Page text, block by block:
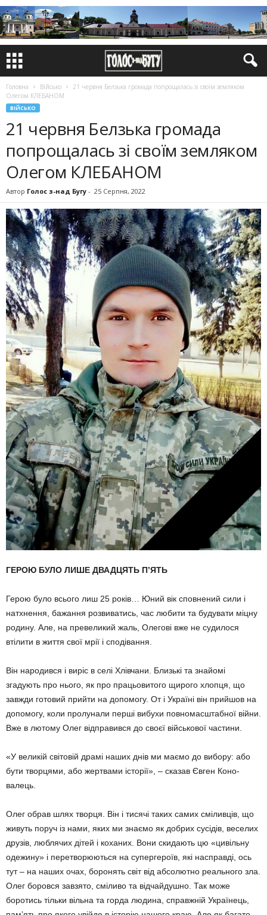
Головна Військо
21 червня Белзька громада попрощалась зі своїм земляком
Олегом КЛЕБАНОМ
ВІЙСЬКО
21 червня Белзька громада
попрощалась зі своїм земляком
Олегом КЛЕБАНОМ
Автор Голос з-над Бугу - 25 Серпня, 2022
ГЕРОЮ БУЛО ЛИШЕ ДВАДЦЯТЬ П’ЯТЬ
Герою було всього лиш 25 років… Юний вік сповнений сили і
натхнення, бажання роз­виватись, час любити та будувати міцну
родину. Але, на превеликий жаль, Олегові вже не судилося
втілити в життя свої мрії і сподівання.
Він народився і виріс в селі Хлівчани. Близькі та знайомі
згадують про нього, як про працьовитого щирого хлопця, що
зав­ж­ди готовий прийти на допомогу. От і Україні він прийшов на
допомогу, коли про­лунали перші вибухи повномасштабної вій­ни.
Вже в лютому Олег відправився до своєї військової частини.
«У великій світовій драмі наших днів ми маємо до вибору: або
бути творцями, або жерт­вами історії», – сказав Євген Коно­
валець.
Олег обрав шлях творця. Він і тисячі таких самих сміливців, що
живуть поруч із нами, яких ми знаємо як добрих сусідів, веселих
друзів, люблячих дітей і коханих. Вони скидають цю «цивільну
одежину» і пе­ретворюються на супергероїв, які на­справді, ось
тут – на наших очах, боронять світ від абсолютно реального зла.
Олег бо­ровся завзято, сміливо та відчайдушно. Так може
боротись тільки вільна та горда людина, справжній Українець,